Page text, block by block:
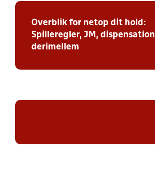
Overblik for netop dit hold:
Spilleregler, JM,
derimellem